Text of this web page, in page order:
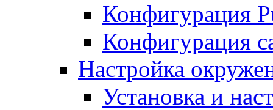
Конфигурация
Конфигурация
Настройка
Установка и